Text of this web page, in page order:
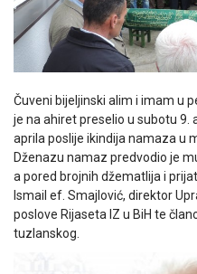
Čuveni bijeljinski alim i imam u
je na ahiret preselio u subotu 9.
aprila poslije ikindija namaza u
Dženazu namaz predvodio je
a pored brojnih džematlija i
Ismail ef. Smajlović, direktor
poslove Rijaseta IZ u BiH te
tuzlanskog.